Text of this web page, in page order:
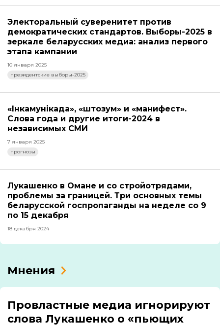
Электоральный суверенитет против
демократических стандартов. Выборы-2025 в
зеркале беларусских медиа: анализ первого
этапа кампании
10 января 2025
президентские выборы-2025
«Інкамунікада», «штозум» и «манифест».
Слова года и другие итоги-2024 в
независимых СМИ
7 января 2025
прогнозы
Лукашенко в Омане и со стройотрядами,
проблемы за границей. Три основных темы
беларусской госпропаганды на неделе со 9
по 15 декабря
18 декабря 2024
Мнения
Провластные медиа игнорируют
слова Лукашенко о «пьющих